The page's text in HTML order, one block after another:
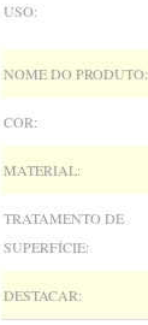
USO:
NOME DO PRODUTO:
COR:
MATERIAL:
TRATAMENTO DE
SUPERFÍCIE:
DESTACAR: